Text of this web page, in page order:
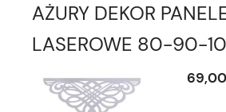
AŻURY DEKOR
LASEROWE 80-90-
69,00